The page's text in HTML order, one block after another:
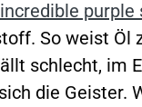
So weist
schlecht, im
die Geister.